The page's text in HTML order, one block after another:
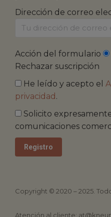
Dirección de correo
Acción del formulario
Rechazar suscripción
He leído y acepto el
privacidad .
Solicito
comunicaciones
Copyright © 2020 – 2025.
Atención al cliente: